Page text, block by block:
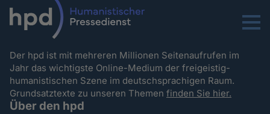
Menu
Der hpd ist mit mehreren Millionen Seitenaufrufen im
Jahr das wichtigste Online-Medium der freigeistig-
humanistischen Szene im deutschsprachigen Raum.
Grundsatztexte zu unseren Themenfinden Sie hier.
Über den hpd